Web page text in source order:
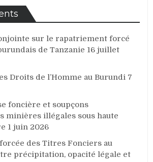
sur le rapatriement forcé
de Tanzanie 16 juillet
Droits de l’Homme au Burundi 7
foncière et soupçons
minières illégales sous haute
1 juin 2026
des Titres Fonciers au
précipitation, opacité légale et